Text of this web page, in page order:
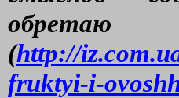
(http://
fruktyi-i-